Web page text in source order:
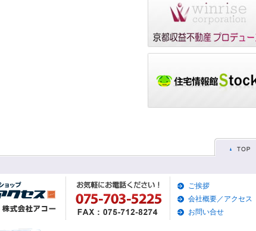
☆京都市左京区賃貸お得
な1ＬＤＫ物件☆
2015/05/28
☆京都市東山区賃貸お得
2015/05/26
な1Ｋマンション☆
物件☆
2015/05/19
☆京都市左京区賃貸築浅1
Ｋマンション☆
2015/05/17
ご挨拶
会社概要／アクセス
お問い合せ